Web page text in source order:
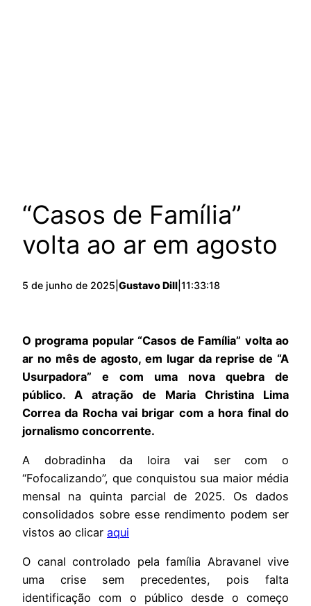
“Casos de Família”
volta ao ar em agosto
5 de junho de 2025 Gustavo Dill 11:33:18
O programa popular “Casos de Família” volta ao
ar no mês de agosto, em lugar da reprise de “A
Usurpadora” e com uma nova quebra de
público. A atração de Maria Christina Lima
Correa da Rocha vai brigar com a hora final do
jornalismo concorrente.
A dobradinha da loira vai ser com o
“Fofocalizando”, que conquistou sua maior média
mensal na quinta parcial de 2025. Os dados
consolidados sobre esse rendimento podem ser
vistos ao clicar aqui
O canal controlado pela família Abravanel vive
uma crise sem precedentes, pois falta
identificação com o público desde o começo